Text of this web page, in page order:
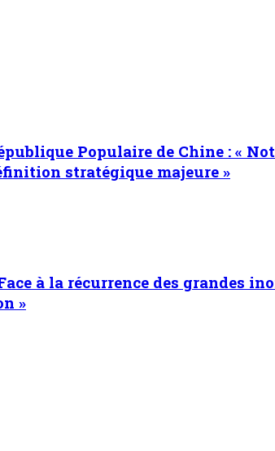
Populaire de Chine : «
stratégique majeure »
à la récurrence des grandes
»